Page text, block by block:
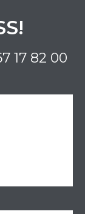
17 82 00